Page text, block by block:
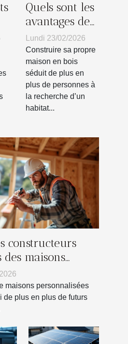
Quels sont les
avantages de
construire sa
propre maison
en bois ?
Lundi 23/02/2026
Construire sa propre
maison en bois
séduit de plus en
plus de personnes à
la recherche d’un
habitat...
constructeurs
maisons
?
maisons personnalisées
de plus en plus de futurs